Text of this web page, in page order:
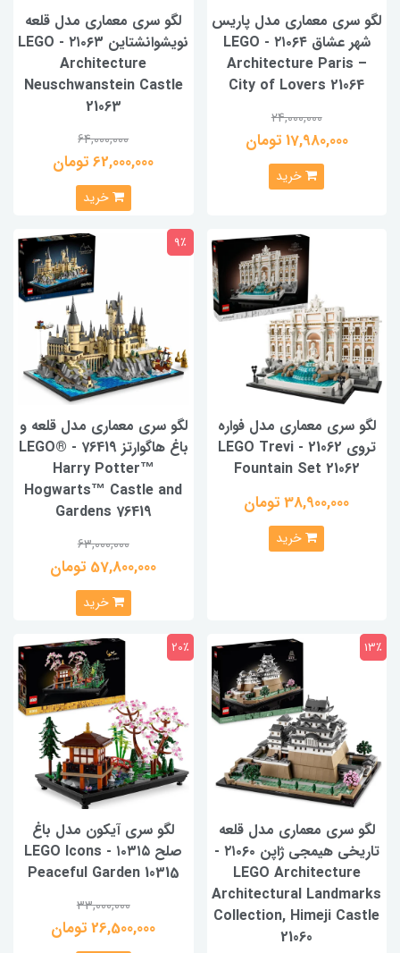
لگو سری معماری مدل پاریس
شهر عشاق ۲۱۰۶۴ - LEGO
Architecture Paris –
City of Lovers 21064
24,000,000
17,980,000 تومان
خرید
لگو سری معماری مدل قلعه
نویشوانشتاین ۲۱۰۶۳ - LEGO
Architecture
Neuschwanstein Castle
21063
64,000,000
62,000,000 تومان
خرید
لگو سری معماری مدل فواره
تروی 21062 - LEGO Trevi
Fountain Set 21062
38,900,000 تومان
خرید
لگو سری معماری مدل قلعه و
باغ هاگوارتز 76419 - LEGO®
Harry Potter™
Hogwarts™ Castle and
Gardens 76419
63,000,000
57,800,000 تومان
9٪
خرید
لگو سری معماری مدل قلعه
تاریخی هیمجی ژاپن ۲۱۰۶۰ -
LEGO Architecture
Architectural Landmarks
Collection, Himeji Castle
21060
13٪
لگو سری آیکون مدل باغ
صلح ۱۰۳۱۵ - LEGO Icons
Peaceful Garden 10315
33,000,000
26,500,000 تومان
20٪